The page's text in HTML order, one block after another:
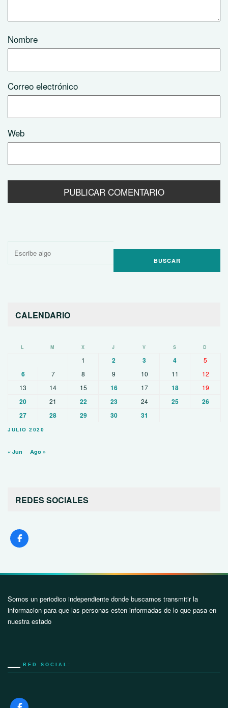
Nombre
Correo electrónico
Web
Buscar
CALENDARIO
JULIO 2020
L M X J V S D
1 2 3 4 5
6 7 8 9 10 11
12
13
14 15 16 17 18 19
20 21 22 23 24 25
26
27
28 29 30 31
« Jun Ago »
REDES SOCIALES
Somos un periodico independiente donde buscamos transmitir la
informacion para que las personas esten informadas de lo que pasa en
nuestra estado
RED SOCIAL: